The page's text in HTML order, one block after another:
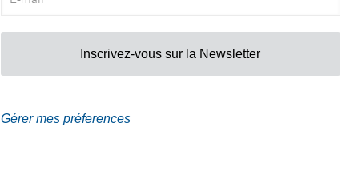
Inscrivez-vous sur la Newsletter
Gérer mes préferences